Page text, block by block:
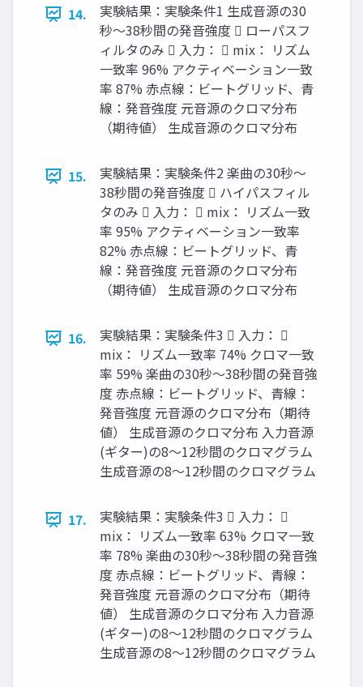
14.
実験結果：実験条件1 生成音源の30
秒～38秒間の発音強度  ローパスフ
ィルタのみ  入力：  mix： リズム
一致率 96% アクティベーション一致
率 87% 赤点線：ビートグリッド、青
線：発音強度 元音源のクロマ分布
（期待値） 生成音源のクロマ分布
15.
実験結果：実験条件2 楽曲の30秒～
38秒間の発音強度  ハイパスフィル
タのみ  入力：  mix： リズム一致
率 95% アクティベーション一致率
82% 赤点線：ビートグリッド、青
線：発音強度 元音源のクロマ分布
（期待値） 生成音源のクロマ分布
16.
実験結果：実験条件3  入力： 
mix： リズム一致率 74% クロマ一致
率 59% 楽曲の30秒～38秒間の発音強
度 赤点線：ビートグリッド、青線：
発音強度 元音源のクロマ分布（期待
値） 生成音源のクロマ分布 入力音源
(ギター)の8～12秒間のクロマグラム
生成音源の8～12秒間のクロマグラム
17.
実験結果：実験条件3  入力： 
mix： リズム一致率 63% クロマ一致
率 78% 楽曲の30秒～38秒間の発音強
度 赤点線：ビートグリッド、青線：
発音強度 元音源のクロマ分布（期待
値） 生成音源のクロマ分布 入力音源
(ギター)の8～12秒間のクロマグラム
生成音源の8～12秒間のクロマグラム